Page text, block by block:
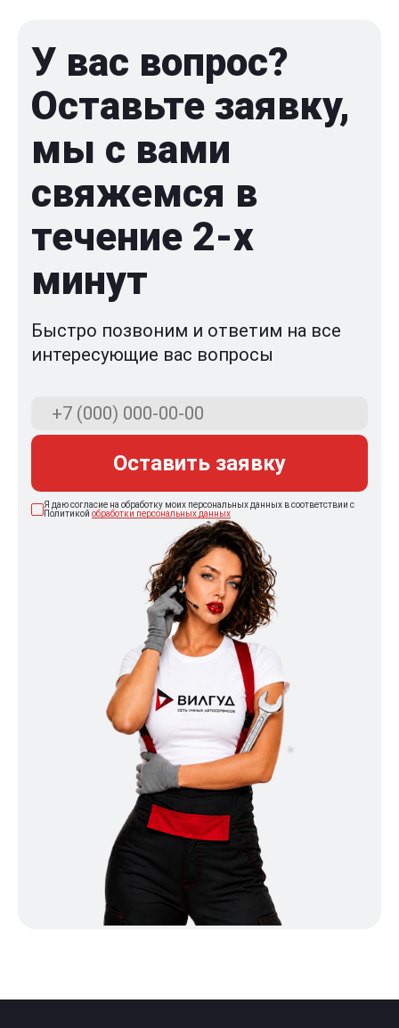
У вас вопрос?
Оставьте заявку,
мы с вами
свяжемся в
течение 2-x
минут
Быстро позвоним и ответим на все
интересующие вас вопросы
Оставить заявку
Я даю согласие на обработку моих персональных данных в соответствии с
Политикой обработки персональных данных